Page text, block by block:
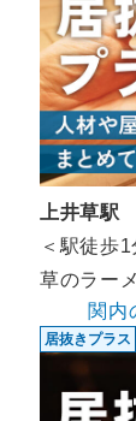
上井草
＜駅徒歩
草のラー
関内
居抜きプラス